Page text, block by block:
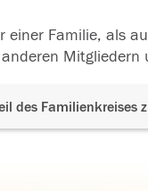
Familie, als
des Familienkreises